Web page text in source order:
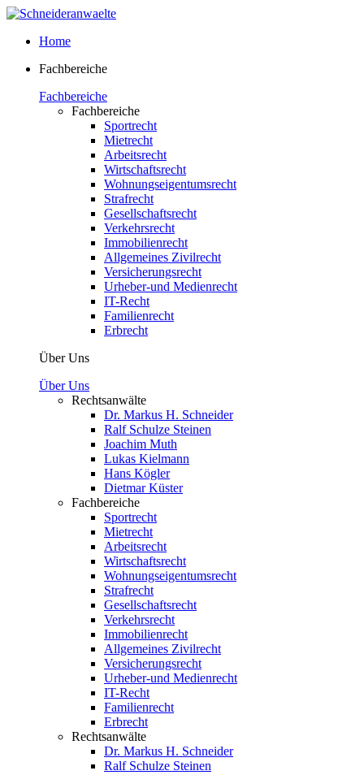
Home
Fachbereiche
Fachbereiche
Fachbereiche
Sportrecht
Mietrecht
Arbeitsrecht
Wirtschaftsrecht
Wohnungseigentumsrecht
Strafrecht
Gesellschaftsrecht
Verkehrsrecht
Immobilienrecht
Allgemeines Zivilrecht
Versicherungsrecht
Urheber-und Medienrecht
IT-Recht
Familienrecht
Erbrecht
Über Uns
Über Uns
Rechtsanwälte
Dr. Markus H. Schneider
Ralf Schulze Steinen
Joachim Muth
Lukas Kielmann
Hans Kögler
Dietmar Küster
Fachbereiche
Sportrecht
Mietrecht
Arbeitsrecht
Wirtschaftsrecht
Wohnungseigentumsrecht
Strafrecht
Gesellschaftsrecht
Verkehrsrecht
Immobilienrecht
Allgemeines Zivilrecht
Versicherungsrecht
Urheber-und Medienrecht
IT-Recht
Familienrecht
Erbrecht
Rechtsanwälte
Dr. Markus H. Schneider
Ralf Schulze Steinen